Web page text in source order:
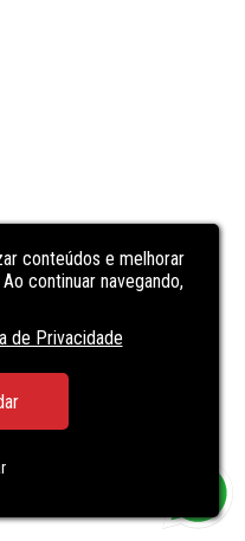
conteúdos e melhorar
continuar navegando,
de Privacidade